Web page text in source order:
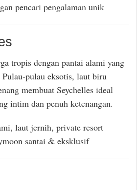
pencari pengalaman unik
tropis dengan pantai alami yang
Pulau-pulau eksotis, laut biru
membuat Seychelles ideal
intim dan penuh ketenangan.
laut jernih, private resort
santai & eksklusif